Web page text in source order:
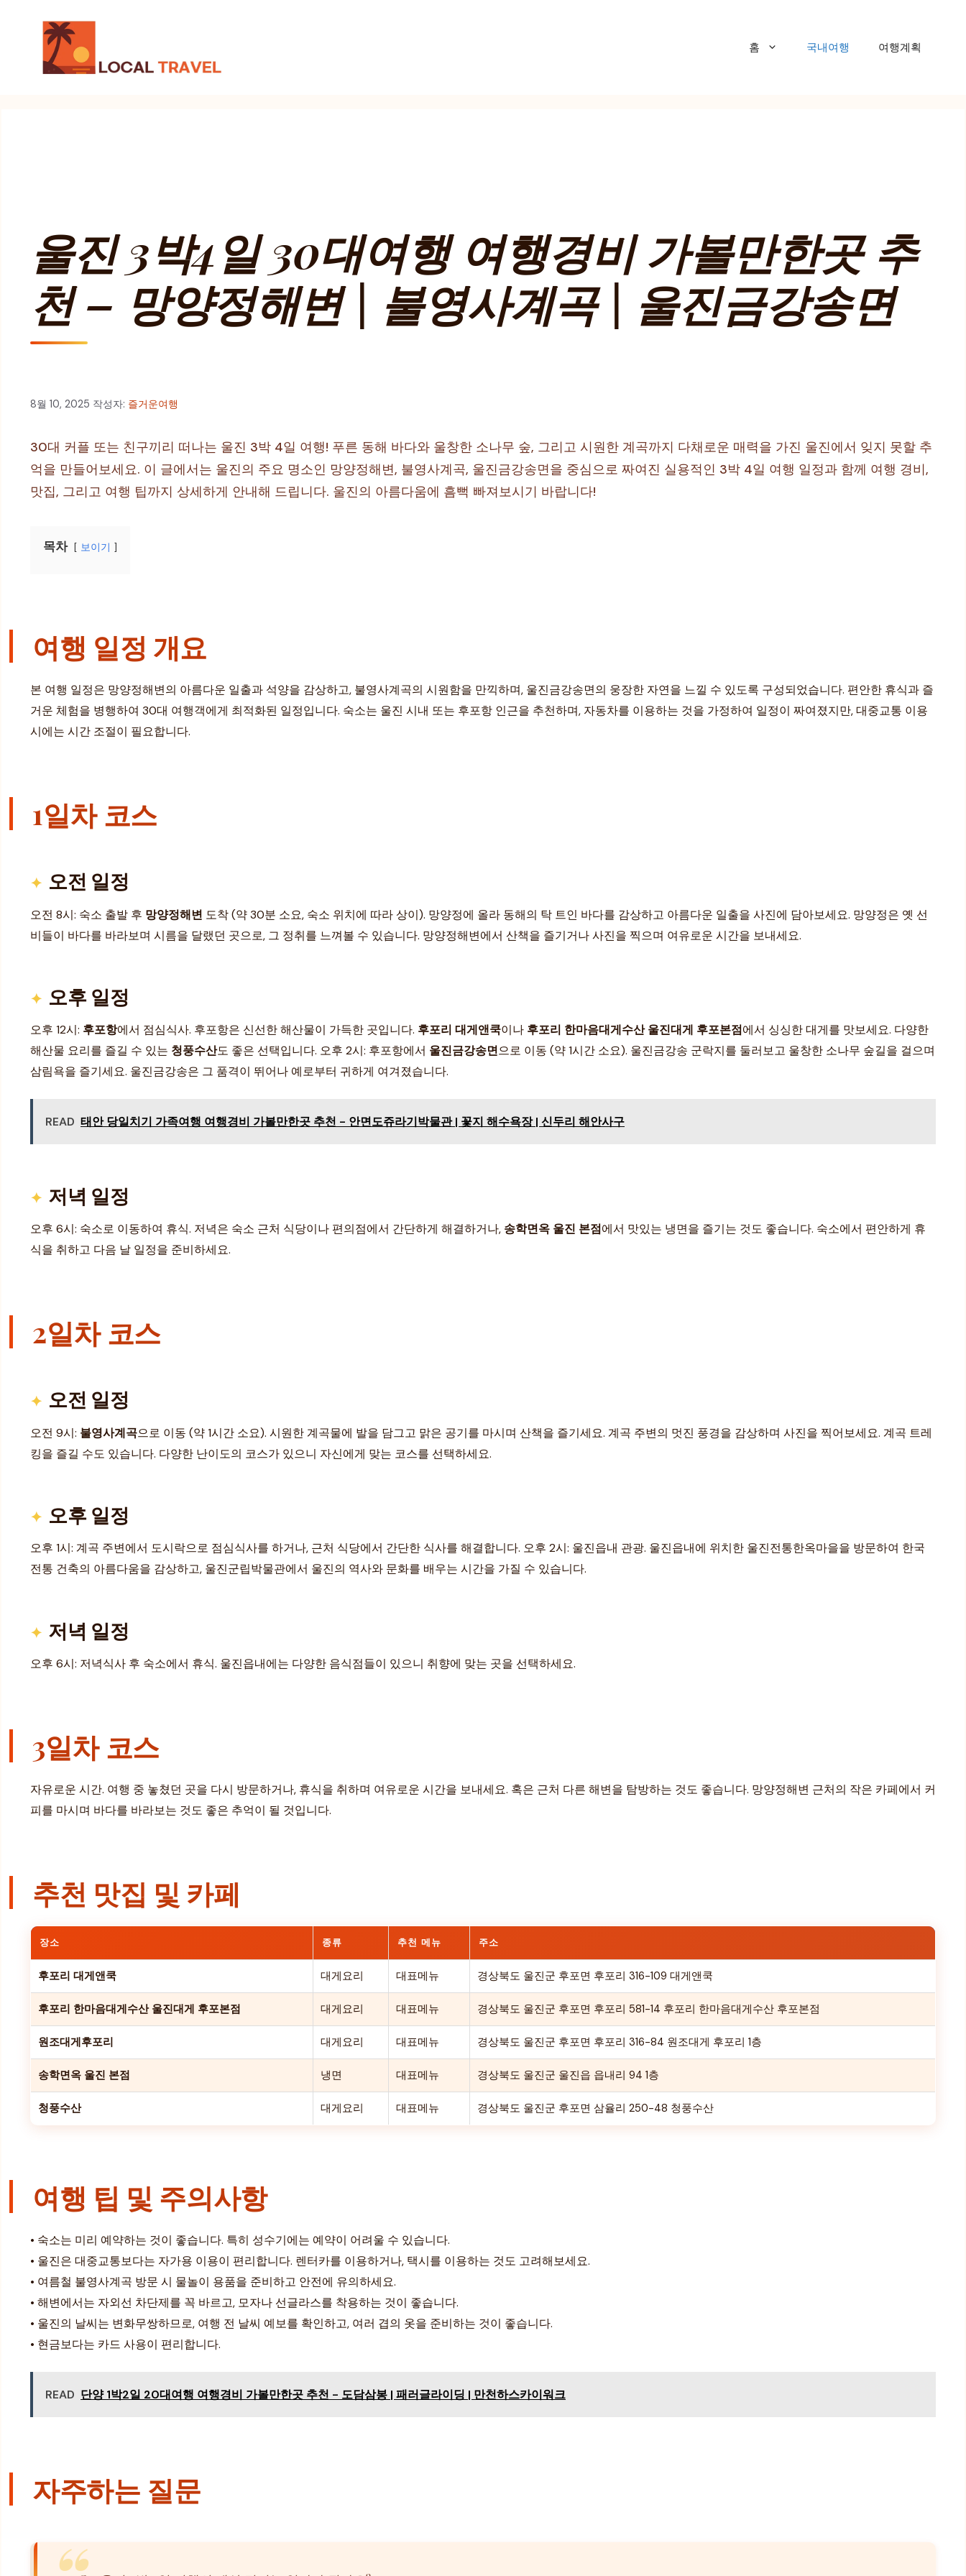
홈 국내여행 여행계획
울진 3박4일 30대여행 여행경비 가볼만한곳 추
천 – 망양정해변 | 불영사계곡 | 울진금강송면
8월 10, 2025 작성자: 즐거운여행
30대 커플 또는 친구끼리 떠나는 울진 3박 4일 여행! 푸른 동해 바다와 울창한 소나무 숲, 그리고 시원한 계곡까지 다채로운 매력을 가진 울진에서 잊지 못할 추
억을 만들어보세요. 이 글에서는 울진의 주요 명소인 망양정해변, 불영사계곡, 울진금강송면을 중심으로 짜여진 실용적인 3박 4일 여행 일정과 함께 여행 경비,
맛집, 그리고 여행 팁까지 상세하게 안내해 드립니다. 울진의 아름다움에 흠뻑 빠져보시기 바랍니다!
목차 보이기
여행 일정 개요
본 여행 일정은 망양정해변의 아름다운 일출과 석양을 감상하고, 불영사계곡의 시원함을 만끽하며, 울진금강송면의 웅장한 자연을 느낄 수 있도록 구성되었습니다. 편안한 휴식과 즐
거운 체험을 병행하여 30대 여행객에게 최적화된 일정입니다. 숙소는 울진 시내 또는 후포항 인근을 추천하며, 자동차를 이용하는 것을 가정하여 일정이 짜여졌지만, 대중교통 이용
시에는 시간 조절이 필요합니다.
1일차 코스
오전 일정
오전 8시: 숙소 출발 후 망양정해변 도착 (약 30분 소요, 숙소 위치에 따라 상이). 망양정에 올라 동해의 탁 트인 바다를 감상하고 아름다운 일출을 사진에 담아보세요. 망양정은 옛 선
비들이 바다를 바라보며 시름을 달랬던 곳으로, 그 정취를 느껴볼 수 있습니다. 망양정해변에서 산책을 즐기거나 사진을 찍으며 여유로운 시간을 보내세요.
오후 일정
오후 12시: 후포항에서 점심식사. 후포항은 신선한 해산물이 가득한 곳입니다. 후포리 대게앤쿡이나 후포리 한마음대게수산 울진대게 후포본점에서 싱싱한 대게를 맛보세요. 다양한
해산물 요리를 즐길 수 있는 청풍수산도 좋은 선택입니다. 오후 2시: 후포항에서 울진금강송면으로 이동 (약 1시간 소요). 울진금강송 군락지를 둘러보고 울창한 소나무 숲길을 걸으며
삼림욕을 즐기세요. 울진금강송은 그 품격이 뛰어나 예로부터 귀하게 여겨졌습니다.
READ 태안 당일치기 가족여행 여행경비 가볼만한곳 추천 - 안면도쥬라기박물관 | 꽃지 해수욕장 | 신두리 해안사구
저녁 일정
오후 6시: 숙소로 이동하여 휴식. 저녁은 숙소 근처 식당이나 편의점에서 간단하게 해결하거나, 송학면옥 울진 본점에서 맛있는 냉면을 즐기는 것도 좋습니다. 숙소에서 편안하게 휴
식을 취하고 다음 날 일정을 준비하세요.
2일차 코스
오전 일정
오전 9시: 불영사계곡으로 이동 (약 1시간 소요). 시원한 계곡물에 발을 담그고 맑은 공기를 마시며 산책을 즐기세요. 계곡 주변의 멋진 풍경을 감상하며 사진을 찍어보세요. 계곡 트레
킹을 즐길 수도 있습니다. 다양한 난이도의 코스가 있으니 자신에게 맞는 코스를 선택하세요.
오후 일정
오후 1시: 계곡 주변에서 도시락으로 점심식사를 하거나, 근처 식당에서 간단한 식사를 해결합니다. 오후 2시: 울진읍내 관광. 울진읍내에 위치한 울진전통한옥마을을 방문하여 한국
전통 건축의 아름다움을 감상하고, 울진군립박물관에서 울진의 역사와 문화를 배우는 시간을 가질 수 있습니다.
저녁 일정
오후 6시: 저녁식사 후 숙소에서 휴식. 울진읍내에는 다양한 음식점들이 있으니 취향에 맞는 곳을 선택하세요.
3일차 코스
자유로운 시간. 여행 중 놓쳤던 곳을 다시 방문하거나, 휴식을 취하며 여유로운 시간을 보내세요. 혹은 근처 다른 해변을 탐방하는 것도 좋습니다. 망양정해변 근처의 작은 카페에서 커
피를 마시며 바다를 바라보는 것도 좋은 추억이 될 것입니다.
추천 맛집 및 카페
장소 종류 추천 메뉴 주소
후포리 대게앤쿡 대게요리 대표메뉴 경상북도 울진군 후포면 후포리 316-109 대게앤쿡
후포리 한마음대게수산 울진대게 후포본점 대게요리 대표메뉴 경상북도 울진군 후포면 후포리 581-14 후포리 한마음대게수산 후포본점
원조대게후포리 대게요리 대표메뉴 경상북도 울진군 후포면 후포리 316-84 원조대게 후포리 1층
송학면옥 울진 본점 냉면 대표메뉴 경상북도 울진군 울진읍 읍내리 94 1층
청풍수산 대게요리 대표메뉴 경상북도 울진군 후포면 삼율리 250-48 청풍수산
여행 팁 및 주의사항
• 숙소는 미리 예약하는 것이 좋습니다. 특히 성수기에는 예약이 어려울 수 있습니다.
• 울진은 대중교통보다는 자가용 이용이 편리합니다. 렌터카를 이용하거나, 택시를 이용하는 것도 고려해보세요.
• 여름철 불영사계곡 방문 시 물놀이 용품을 준비하고 안전에 유의하세요.
• 해변에서는 자외선 차단제를 꼭 바르고, 모자나 선글라스를 착용하는 것이 좋습니다.
• 울진의 날씨는 변화무쌍하므로, 여행 전 날씨 예보를 확인하고, 여러 겹의 옷을 준비하는 것이 좋습니다.
• 현금보다는 카드 사용이 편리합니다.
READ 단양 1박2일 20대여행 여행경비 가볼만한곳 추천 - 도담삼봉 | 패러글라이딩 | 만천하스카이워크
자주하는 질문